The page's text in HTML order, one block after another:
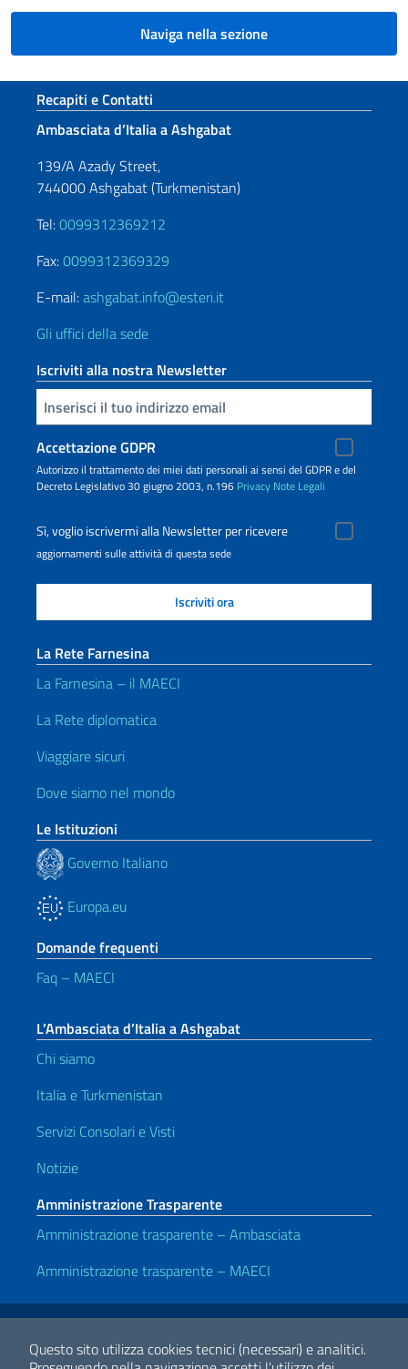
Questo sito utilizza cookies tecnici (necessari) e analitici.
Naviga nella sezione
Sezione footer
Recapiti e Contatti
Ambasciata d’Italia a Ashgabat
139/A Azady Street,
744000 Ashgabat (Turkmenistan)
Tel:0099312369212
Fax:0099312369329
E-mail:ashgabat.info@esteri.it
Gli uffici della sede
Iscriviti alla nostra Newsletter
Inserisci la tua email
Accettazione GDPR
Autorizzo il trattamento dei miei dati personali ai sensi del GDPR e del
Decreto Legislativo 30 giugno 2003, n.196 Privacy Note Legali
Sì, voglio iscrivermi alla Newsletter per ricevere
aggiornamenti sulle attività di questa sede
La Rete Farnesina
La Farnesina – il MAECI
La Rete diplomatica
Viaggiare sicuri
Dove siamo nel mondo
Le Istituzioni
Governo Italiano
Europa.eu
Domande frequenti
Faq – MAECI
L’Ambasciata d’Italia a Ashgabat
Chi siamo
Italia e Turkmenistan
Servizi Consolari e Visti
Notizie
Amministrazione Trasparente
Amministrazione trasparente – Ambasciata
Amministrazione trasparente – MAECI
Link Utili